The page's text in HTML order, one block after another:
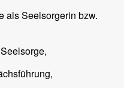
als Seelsorgerin bzw.